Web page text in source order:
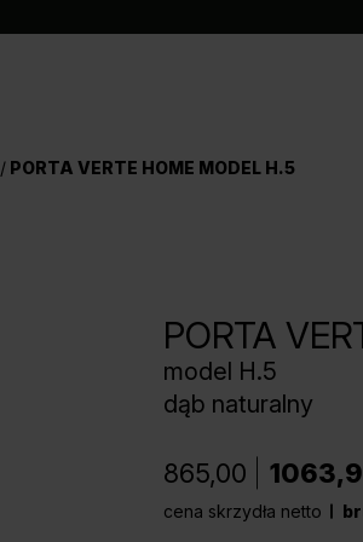
PORTA VERTE HOME MODEL H.5
PORTA
model H.5
dąb naturalny
865,00
cena skrzydła netto